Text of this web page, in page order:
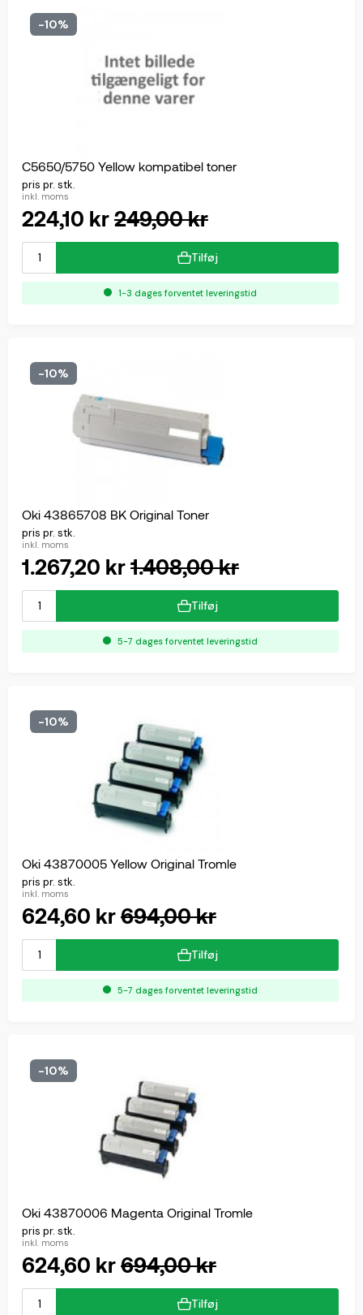
-10%
C5650/5750 Yellow kompatibel toner
pris pr. stk.
inkl. moms
224,10 kr249,00 kr
Tilføj
1-3 dages forventet leveringstid
-10%
Oki 43865708 BK Original Toner
pris pr. stk.
inkl. moms
1.267,20 kr1.408,00 kr
Tilføj
5-7 dages forventet leveringstid
-10%
Oki 43870005 Yellow Original Tromle
pris pr. stk.
inkl. moms
624,60 kr694,00 kr
Tilføj
5-7 dages forventet leveringstid
-10%
Oki 43870006 Magenta Original Tromle
pris pr. stk.
inkl. moms
624,60 kr694,00 kr
Tilføj